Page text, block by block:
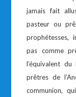
jamais fait
pasteur ou
prophétesses,
pas comme
l’équivalent
prêtres de
communion,